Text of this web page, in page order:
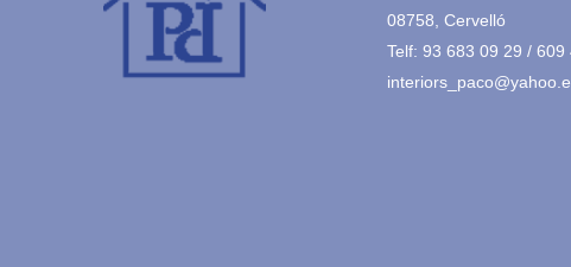
08758, Cervelló
Telf: 93 683 09 29 / 609